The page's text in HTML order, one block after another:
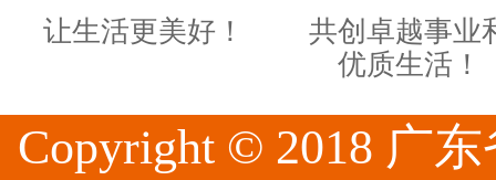
让生活更美好！
共创卓越事业
优质生活！
Copyright © 2018 广